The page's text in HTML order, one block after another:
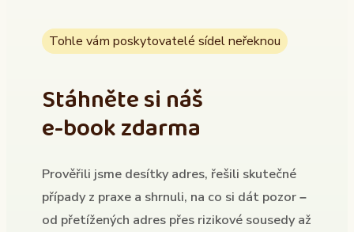
Tohle vám poskytovatelé sídel neřeknou
Stáhněte si náš
e-book zdarma
Prověřili jsme desítky adres, řešili skutečné
případy z praxe a shrnuli, na co si dát pozor –
od přetížených adres přes rizikové sousedy až